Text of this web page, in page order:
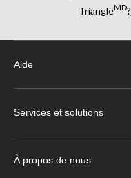
TriangleMD?
Aide
Services et solutions
À propos de nous